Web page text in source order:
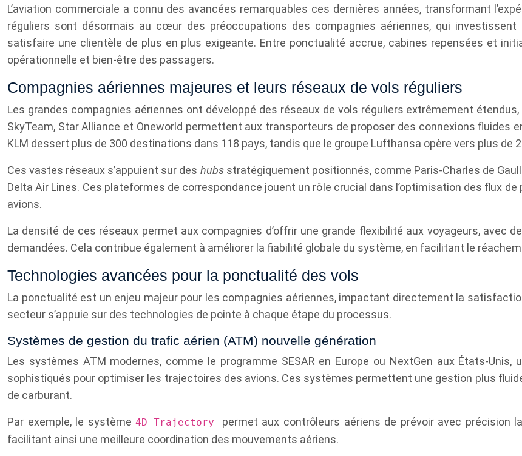
L’aviation commerciale a connu des avancées remarquables ces dernières années, transformant
réguliers sont désormais au cœur des préoccupations des compagnies aériennes, qui
satisfaire une clientèle de plus en plus exigeante. Entre ponctualité accrue, cabines repensées et
opérationnelle et bien-être des passagers.
Compagnies aériennes majeures et leurs réseaux de vols réguliers
Les grandes compagnies aériennes ont développé des réseaux de vols réguliers extrêmement
SkyTeam, Star Alliance et Oneworld permettent aux transporteurs de proposer des connexions fluides
KLM dessert plus de 300 destinations dans 118 pays, tandis que le groupe Lufthansa opère vers plus de
Ces vastes réseaux s’appuient sur des hubs stratégiquement positionnés, comme Paris-Charles de
Delta Air Lines. Ces plateformes de correspondance jouent un rôle crucial dans l’optimisation des flux
avions.
La densité de ces réseaux permet aux compagnies d’offrir une grande flexibilité aux voyageurs, avec
demandées. Cela contribue également à améliorer la fiabilité globale du système, en facilitant le
Technologies avancées pour la ponctualité des vols
La ponctualité est un enjeu majeur pour les compagnies aériennes, impactant directement la
secteur s’appuie sur des technologies de pointe à chaque étape du processus.
Systèmes de gestion du trafic aérien (ATM) nouvelle génération
Les systèmes ATM modernes, comme le programme SESAR en Europe ou NextGen aux États-
sophistiqués pour optimiser les trajectoires des avions. Ces systèmes permettent une gestion plus
de carburant.
Par exemple, le système4D-Trajectory permet aux contrôleurs aériens de prévoir avec précision
facilitant ainsi une meilleure coordination des mouvements aériens.